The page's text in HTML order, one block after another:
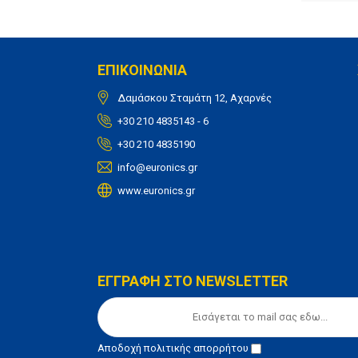
ΕΠΙΚΟΙΝΩΝΙΑ
Δαμάσκου Σταμάτη 12, Αχαρνές
+30 210 4835143 - 6
+30 210 4835190
info@euronics.gr
www.euronics.gr
ΕΓΓΡΑΦΗ ΣΤΟ NEWSLETTER
Αποδοχήπολιτικής απορρήτου